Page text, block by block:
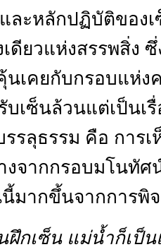
ละหลักปฏิบัติของ
เดียวแห่งสรรพสิ่ง
นเคยกับกรอบแห่
บเซ็นล้วนแต่เป็นเ
รรลุธรรม คือ การ
จากกรอบมโนทัศ
นี้มากขึ้นจากการพิ
ฝึกเซ็น แม่น้ำก็เป็